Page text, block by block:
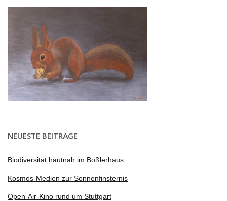
NEUESTE BEITRÄGE
Biodiversität hautnah im Boßlerhaus
Kosmos-Medien zur Sonnenfinsternis
Open-Air-Kino rund um Stuttgart